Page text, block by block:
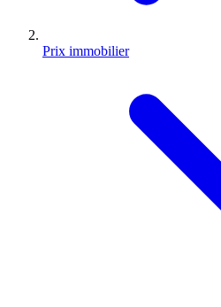
Prix immobilier